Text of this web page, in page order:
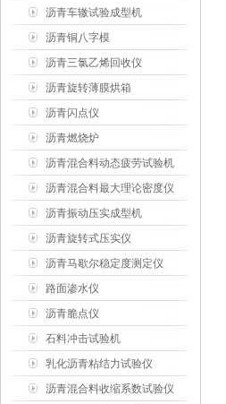
沥青车辙试验成型机
沥青铜八字模
沥青三氯乙烯回收仪
沥青旋转薄膜烘箱
沥青闪点仪
沥青燃烧炉
沥青混合料动态疲劳试验机
沥青混合料最大理论密度仪
沥青振动压实成型机
沥青旋转式压实仪
沥青马歇尔稳定度测定仪
路面渗水仪
沥青脆点仪
石料冲击试验机
乳化沥青粘结力试验仪
沥青混合料收缩系数试验仪